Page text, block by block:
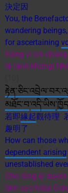
決定因
You, the
wandering
for ascertaining
Hằng vì ích
là tánh không|
མཐོང་བ་འདི་ཡིས་
若即緣起觀待理
趣明了
How can those
dependent arising
unestablished
Cho rằng lý
làm sao hiểu|